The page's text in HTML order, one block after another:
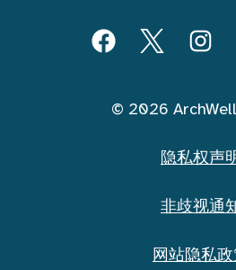
FacebookTwitter
© 2026
隐私权声
非歧视通
网站隐私